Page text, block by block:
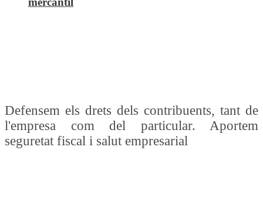
Defensem els drets dels contribuents, tant de
l'empresa com del particular. Aportem
seguretat fiscal i salut empresarial